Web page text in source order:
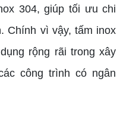
304, giúp tối ưu chi
Chính vì vậy, tấm inox
rộng rãi trong xây
công trình có ngân